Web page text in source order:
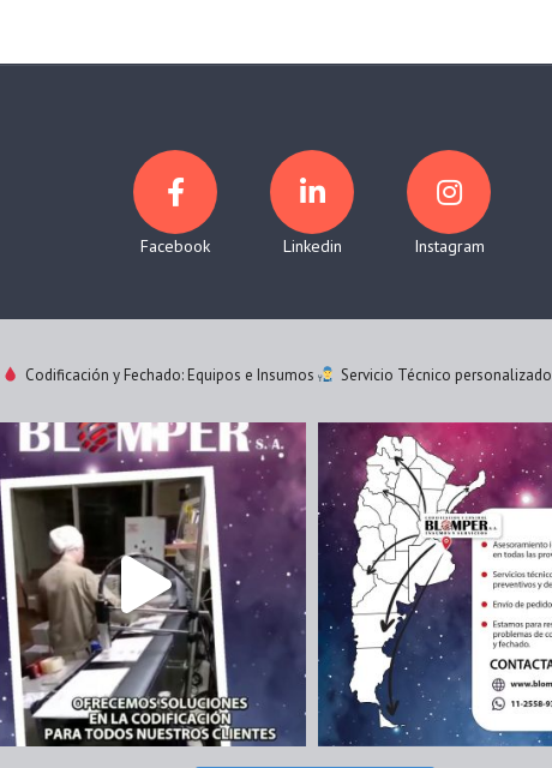
Facebook Linkedin Instagram
Codificación y Fechado: Equipos e Insumos Servicio Técnico personalizado